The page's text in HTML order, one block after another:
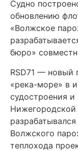
Судно
обновлению
«Волжское
бюро»
RSD71 — новый
«река-море» в
судостроения и
Нижегородской
Волжского
теплохода